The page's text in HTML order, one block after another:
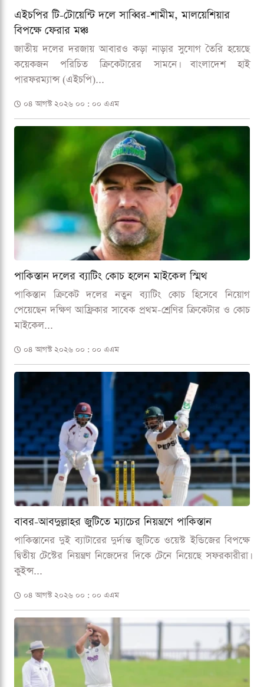
এইচপির টি-টোয়েন্টি দলে সাব্বির-শামীম, মালয়েশিয়ার
বিপক্ষে ফেরার মঞ্চ
জাতীয় দলের দরজায় আবারও কড়া নাড়ার সুযোগ তৈরি হয়েছে
কয়েকজন পরিচিত ক্রিকেটারের সামনে। বাংলাদেশ হাই
পারফরম্যান্স (এইচপি)...
০৪ আগস্ট ২০২৬ ০০ : ০০ এএম
পাকিস্তান দলের ব্যাটিং কোচ হলেন মাইকেল স্মিথ
পাকিস্তান ক্রিকেট দলের নতুন ব্যাটিং কোচ হিসেবে নিয়োগ
পেয়েছেন দক্ষিণ আফ্রিকার সাবেক প্রথম-শ্রেণির ক্রিকেটার ও কোচ
মাইকেল...
০৪ আগস্ট ২০২৬ ০০ : ০০ এএম
বাবর-আবদুল্লাহর জুটিতে ম্যাচের নিয়ন্ত্রণে পাকিস্তান
পাকিস্তানের দুই ব্যাটারের দুর্দান্ত জুটিতে ওয়েস্ট ইন্ডিজের বিপক্ষে
দ্বিতীয় টেস্টের নিয়ন্ত্রণ নিজেদের দিকে টেনে নিয়েছে সফরকারীরা।
কুইন্স...
০৪ আগস্ট ২০২৬ ০০ : ০০ এএম